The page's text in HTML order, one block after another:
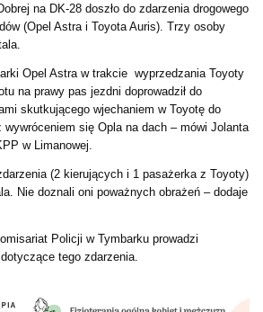
na DK-28 doszło do zdarzenia drogowego
(Opel Astra i Toyota Auris). Trzy osoby
Opel Astra w trakcie wyprzedzania Toyoty
na prawy pas jezdni doprowadził do
skutkującego wjechaniem w Toyotę do
wywróceniem się Opla na dach – mówi Jolanta
w Limanowej.
(2 kierujących i 1 pasażerka z Toyoty)
Nie doznali oni poważnych obrażeń – dodaje
Policji w Tymbarku prowadzi
tego zdarzenia.